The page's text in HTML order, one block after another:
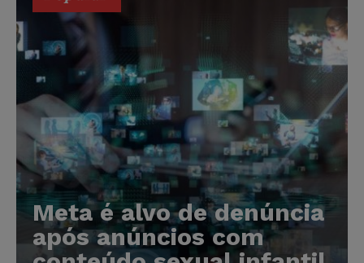
Meta é alvo de denúncia
após anúncios com